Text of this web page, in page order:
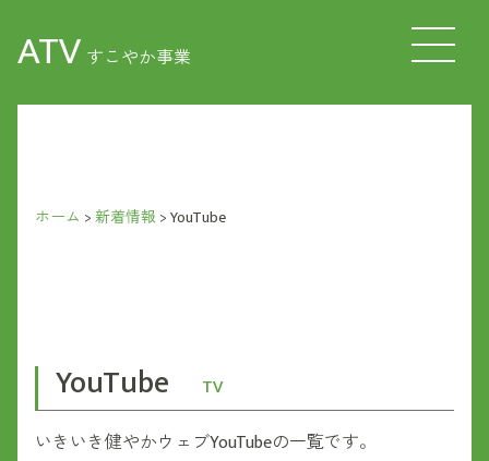
ATV すこやか事業
ホーム >新着情報>YouTube
YouTube
TV
いきいき健やかウェブYouTubeの一覧です。